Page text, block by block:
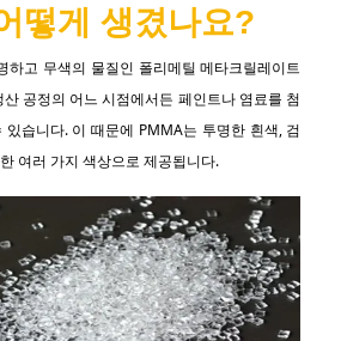
떻게 생겼나요?
하고 무색의 물질인 폴리메틸 메타크릴레이트
공정의 어느 시점에서든 페인트나 염료를 첨
있습니다. 이 때문에 PMMA는 투명한 흰색, 검
여러 가지 색상으로 제공됩니다.